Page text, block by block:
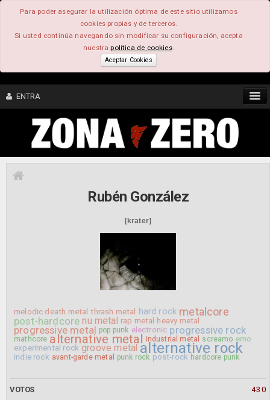
Para poder asegurar la utilización óptima de este sitio utilizamos
cookies propias y de terceros.
Si usted continúa navegando sin modificar su configuración, acepta
nuestrapolítica de cookies.
Aceptar Cookies
ENTRA
CONTENIDO
COMUNIDAD
Rubén González
[krater]
melodic death metal thrash metal hard rock metalcore
post-hardcore nu metal rap metal heavy metal
progressive metal pop punk electronic progressive rock
mathcore alternative metal industrial metal screamo emo
experimental rock groove metal alternative rock
indie rock avant-garde metal punk rock post-rock hardcore punk
VOTOS 430